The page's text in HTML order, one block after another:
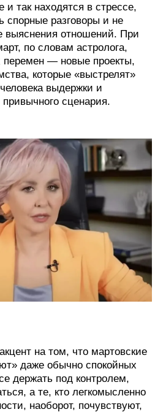
так находятся в стрессе,
спорные разговоры и не
выяснения отношений. При
по словам астролога,
перемен — новые проекты,
которые «выстрелят»
выдержки и
сценария.
на том, что мартовские
даже обычно спокойных
держать под контролем,
а те, кто легкомысленно
наоборот, почувствуют,